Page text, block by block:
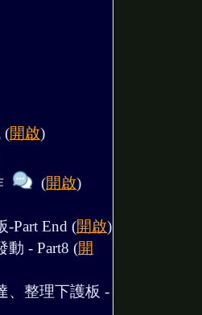
(開啟)
(開啟)
Part End (開啟)
- Part8 (開
、整理下護板 -